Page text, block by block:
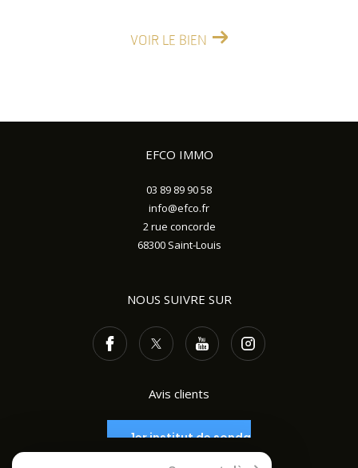
VOIR LE BIEN
EFCO IMMO
03 89 89 90 58
info@efco.fr
2 rue concorde
68300
Saint-Louis
NOUS SUIVRE SUR
Avis clients